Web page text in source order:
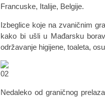
Francuske, Italije, Belgije.
Izbeglice koje na zvaničnim
kako bi ušli u Mađarsku
održavanje higijene, toaleta,
Nedaleko od graničnog